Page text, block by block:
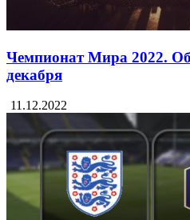
Чемпионат Мира 2022.
декабря
11.12.2022